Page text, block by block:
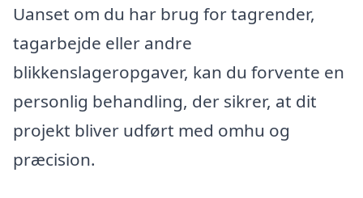
Uanset om du har brug for tagrender,
tagarbejde eller andre
blikkenslageropgaver, kan du forvente en
personlig behandling, der sikrer, at dit
projekt bliver udført med omhu og
præcision.